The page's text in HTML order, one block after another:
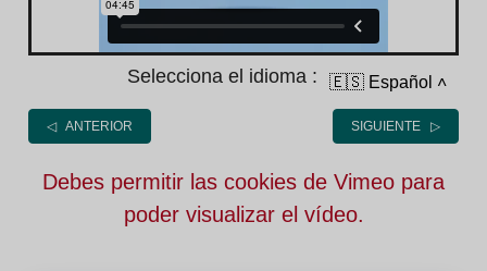
Selecciona el idioma : 🇪🇸 Español ˄
◁ ANTERIOR SIGUIENTE ▷
Debes permitir las cookies de Vimeo para
poder visualizar el vídeo.